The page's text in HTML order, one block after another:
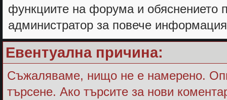
функциите на форума и обяснението
администратор за повече
Евентуална причина:
Съжалявамe, нищо не е намерено.
търсене. Ако търсите за нови